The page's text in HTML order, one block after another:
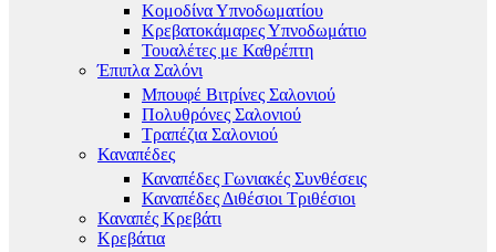
Κομοδίνα Υπνοδωματίου
Κρεβατοκάμαρες Υπνοδωμάτιο
Τουαλέτες με Καθρέπτη
Έπιπλα Σαλόνι
Μπουφέ Βιτρίνες Σαλονιού
Πολυθρόνες Σαλονιού
Τραπέζια Σαλονιού
Καναπέδες
Καναπέδες Γωνιακές Συνθέσεις
Καναπέδες Διθέσιοι Τριθέσιοι
Καναπές Κρεβάτι
Κρεβάτια